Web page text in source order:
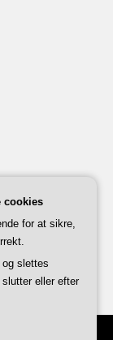
cookies
for at sikre,
slettes
eller efter